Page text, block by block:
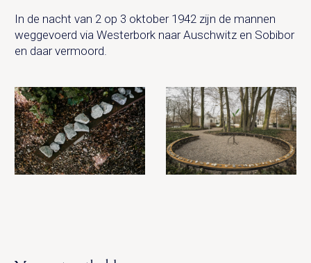
In de nacht van 2 op 3 oktober 1942 zijn de mannen
weggevoerd via Westerbork naar Auschwitz en Sobibor
en daar vermoord.